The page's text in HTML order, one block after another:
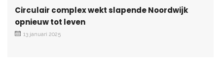
Circulair complex wekt slapende Noordwijk
opnieuw tot leven
13 januari 2025